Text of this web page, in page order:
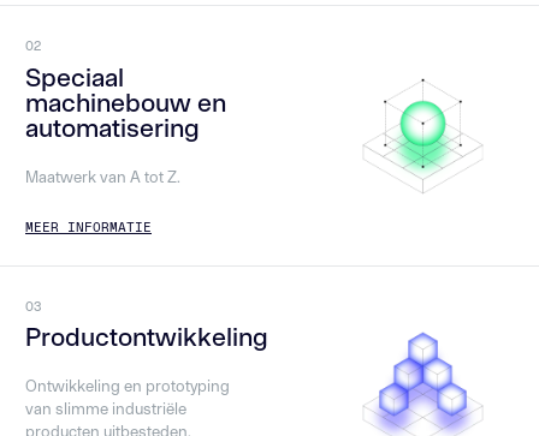
02
Speciaal
machinebouw en
automatisering
Maatwerk van A tot Z.
MEER INFORMATIE
03
Productontwikkeling
Ontwikkeling en prototyping
van slimme industriële
producten uitbesteden.